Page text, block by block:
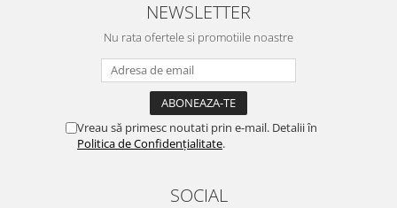
NEWSLETTER
Nu rata ofertele si promotiile noastre
Vreau să primesc noutati prin e-mail. Detalii în
Politica de Confidențialitate.
SOCIAL